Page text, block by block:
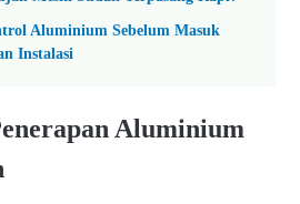
Aluminium Sebelum Masuk
Instalasi
Aluminium